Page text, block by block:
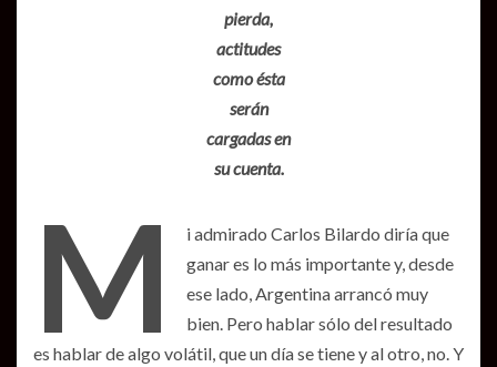
pierda,
actitudes
como ésta
serán
cargadas en
su cuenta.
M
i admirado Carlos Bilardo diría que
ganar es lo más importante y, desde
ese lado, Argentina arrancó muy
bien. Pero hablar sólo del resultado
es hablar de algo volátil, que un día se tiene y al otro, no. Y